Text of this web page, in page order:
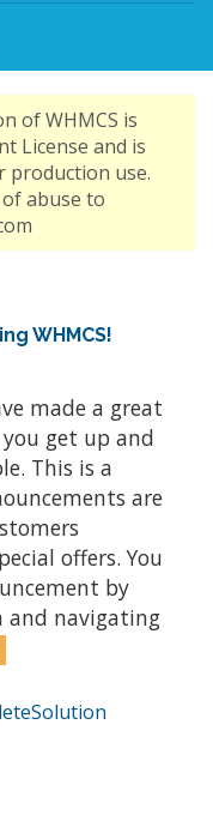
of WHMCS is
License and is
production use.
abuse to
WHMCS!
made a great
get up and
This is a
are
offers. You
by
and navigating